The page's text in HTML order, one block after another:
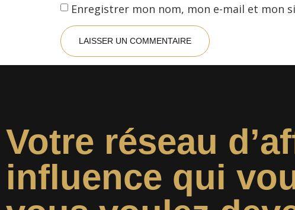
Enregistrer mon nom, mon e-mail et mon
Votre réseau
influence qui